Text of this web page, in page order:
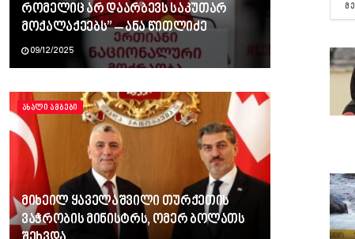
რომელიც არ დაარბევს საკუთარ
მოქალაქეებს” – ანა წითლიძე
09/12/2025
ᲐᲮᲐᲚᲘ ᲐᲛᲑᲔᲑᲘ
მიხეილ ყაველაშვილი თურქეთის
ვაჭრობის მინისტრს, ომერ ბოლათს